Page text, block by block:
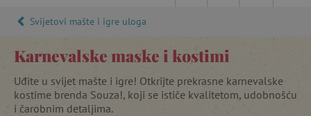
Svijetovi mašte i igre uloga
Karnevalske maske i kostimi
Uđite u svijet mašte i igre! Otkrijte prekrasne karnevalske
kostime brenda Souza!, koji se ističe kvalitetom, udobnošću
i čarobnim detaljima.